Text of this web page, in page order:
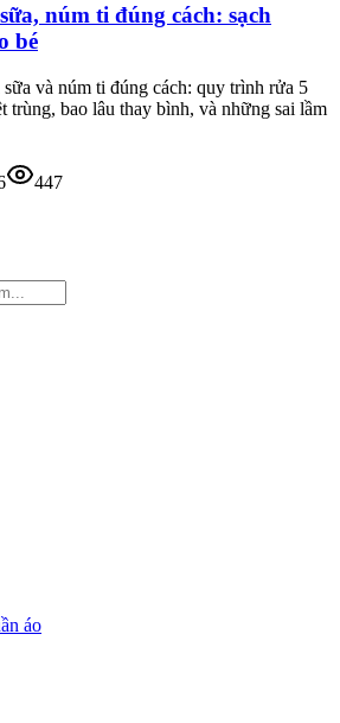
núm ti đúng cách: sạch
bé
và núm ti đúng cách: quy trình rửa 5
trùng, bao lâu thay bình, và những sai lầm
447
áo